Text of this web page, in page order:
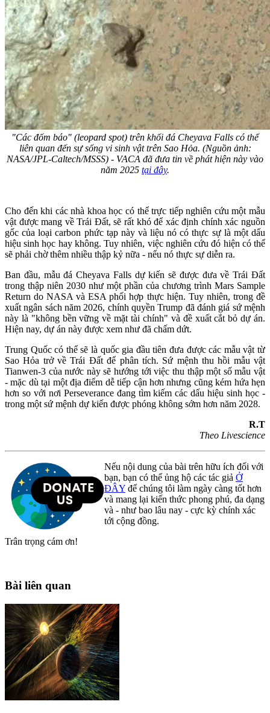
"Các đốm báo" (leopard spot) trên khối đá Cheyava Falls có thể
liên quan đến sự sống vi sinh vật trên Sao Hỏa. (Nguồn ảnh:
NASA/JPL-Caltech/MSSS) - VACA đã đưa tin về phát hiện này vào
năm 2025 tại đây.
Cho đến khi các nhà khoa học có thể trực tiếp nghiên cứu một mẫu
vật được mang về Trái Đất, sẽ rất khó để xác định chính xác nguồn
gốc của loại carbon phức tạp này và liệu nó có thực sự là một dấu
hiệu sinh học hay không. Tuy nhiên, việc nghiên cứu đó hiện có thể
sẽ phải chờ thêm nhiều thập kỷ nữa - nếu nó thực sự diễn ra.
Ban đầu, mẫu đá Cheyava Falls dự kiến sẽ được đưa về Trái Đất
trong thập niên 2030 như một phần của chương trình Mars Sample
Return do NASA và ESA phối hợp thực hiện. Tuy nhiên, trong đề
xuất ngân sách năm 2026, chính quyền Trump đã đánh giá sứ mệnh
này là "không bền vững về mặt tài chính" và đề xuất cắt bỏ dự án.
Hiện nay, dự án này được xem như đã chấm dứt.
Trung Quốc có thể sẽ là quốc gia đầu tiên đưa được các mẫu vật từ
Sao Hỏa trở về Trái Đất để phân tích. Sứ mệnh thu hồi mẫu vật
Tianwen-3 của nước này sẽ hướng tới việc thu thập một số mẫu vật
- mặc dù tại một địa điểm dễ tiếp cận hơn nhưng cũng kém hứa hẹn
hơn so với nơi Perseverance đang tìm kiếm các dấu hiệu sinh học -
trong một sứ mệnh dự kiến được phóng không sớm hơn năm 2028.
R.T
Theo Livescience
Nếu nội dung của bài trên hữu ích đối với
bạn, bạn có thể ủng hộ các tác giả Ở
ĐÂY để chúng tôi làm ngày càng tốt hơn
và mang lại kiến thức phong phú, đa dạng
và - như bao lâu nay - cực kỳ chính xác
tới cộng đồng.
Trân trọng cám ơn!
Bài liên quan